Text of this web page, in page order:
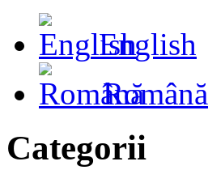
English
Română
Categorii